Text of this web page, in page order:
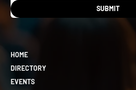
SUBMIT
HOME
DIRECTORY
EVENTS